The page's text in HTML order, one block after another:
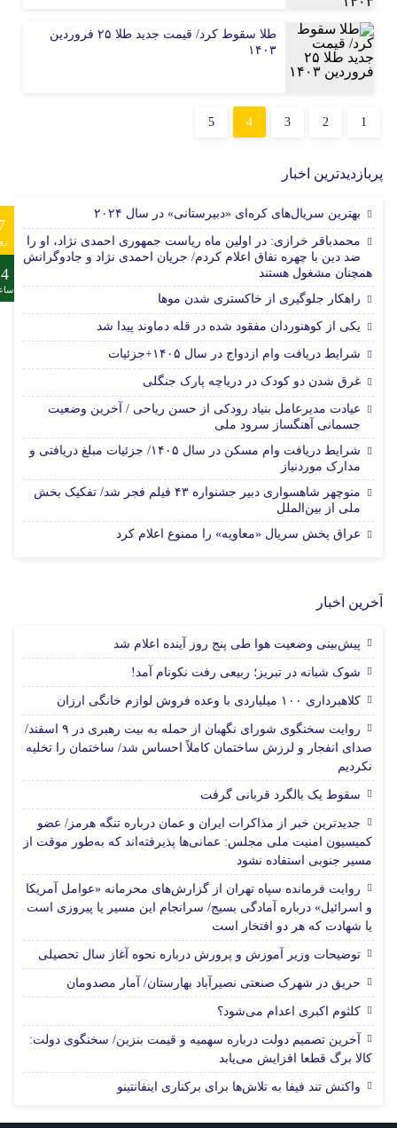
طلا سقوط کرد/ قیمت جدید طلا ۲۵ فروردین
۱۴۰۳
1
2
3
4
5
پربازدیدترین اخبار
بهترین سریال‌های کره‌ای «دبیرستانی» در سال ۲۰۲۴
محمدباقر خرازی: در اولین ماه ریاست جمهوری احمدی نژاد، او را
ضد دین با چهره نفاق اعلام کردم/ جریان احمدی نژاد و جادوگرانش
همچنان مشغول هستند
راهکار جلوگیری از خاکستری شدن موها
یکی از کوهنوردان مفقود شده در قله دماوند پیدا شد
شرایط دریافت وام ازدواج در سال ۱۴۰۵+جزئیات
غرق شدن دو کودک در دریاچه پارک جنگلی
عیادت مدیرعامل بنیاد رودکی از حسن ریاحی / آخرین وضعیت
جسمانی آهنگساز سرود ملی
شرایط دریافت وام مسکن در سال ۱۴۰۵/ جزئیات مبلغ دریافتی و
مدارک موردنیاز
منوچهر شاهسواری دبیر جشنواره ۴۳ فیلم فجر شد/ تفکیک بخش
ملی از بین‌الملل
عراق پخش سریال «معاویه» را ممنوع اعلام کرد
آخرین اخبار
پیش‌بینی وضعیت هوا طی پنج روز آینده اعلام شد
شوک شبانه در تبریز؛ ربیعی رفت نکونام آمد!
کلاهبرداری ۱۰۰ میلیاردی با وعده فروش لوازم خانگی ارزان
روایت سخنگوی شورای نگهبان از حمله به بیت رهبری در ۹ اسفند/
صدای انفجار و لرزش ساختمان کاملاً احساس شد/ ساختمان را تخلیه
نکردیم
سقوط یک بالگرد قربانی گرفت
جدیدترین خبر از مذاکرات ایران و عمان درباره تنگه هرمز/ عضو
کمیسیون امنیت ملی مجلس: عمانی‌ها پذیرفته‌اند که به‌طور موقت از
مسیر جنوبی استفاده نشود
روایت فرمانده سپاه تهران از گزارش‌های محرمانه «عوامل آمریکا
و اسرائیل» درباره آمادگی بسیج/ سرانجام این مسیر یا پیروزی است
یا شهادت که هر دو افتخار است
توضیحات وزیر آموزش و پرورش درباره نحوه آغاز سال تحصیلی
حریق در شهرک صنعتی نصیرآباد بهارستان/ آمار مصدومان
کلثوم اکبری اعدام می‌شود؟
آخرین تصمیم دولت درباره سهمیه و قیمت بنزین/ سخنگوی دولت:
کالا برگ قطعا افزایش می‌یابد
واکنش تند فیفا به تلاش‌ها برای برکناری اینفانتینو